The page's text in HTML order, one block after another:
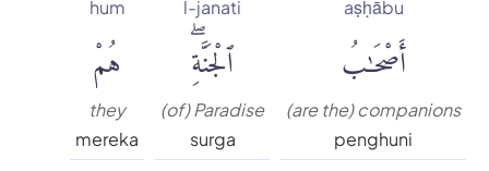
aṣḥābu
أَصْحَٰبُ
(are the) companions
penghuni
l-janati
ٱلْجَنَّةِۖ
(of) Paradise
surga
hum
هُمْ
they
mereka